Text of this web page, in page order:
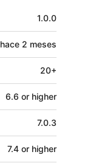
1.0.0
hace 2 meses
20+
6.6 or higher
7.0.3
7.4 or higher